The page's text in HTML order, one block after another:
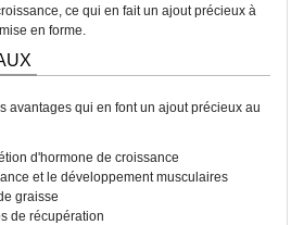
ce qui en fait un ajout précieux à
en forme.
avantages qui en font un ajout précieux au
d'hormone de croissance
et le développement musculaires
graisse
de récupération